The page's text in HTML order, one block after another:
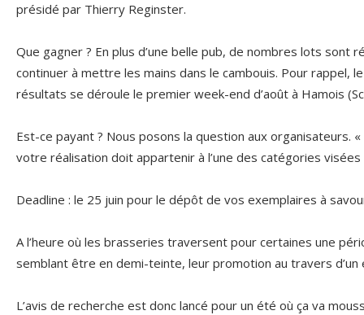
présidé par Thierry Reginster.
Que gagner ? En plus d’une belle pub, de nombres lots sont
continuer à mettre les mains dans le cambouis. Pour rappel,
résultats se déroule le premier week-end d’août à Hamois
Est-ce payant ? Nous posons la question aux organisateurs.
votre réalisation doit appartenir à l’une des catégories
Deadline : le 25 juin pour le dépôt de vos exemplaires à
A l’heure où les brasseries traversent pour certaines une
semblant être en demi-teinte, leur promotion au travers
L’avis de recherche est donc lancé pour un été où ça va